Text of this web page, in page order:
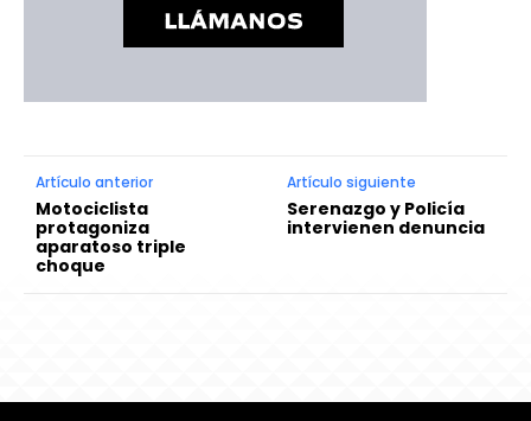
Artículo anterior
Motociclista
protagoniza
aparatoso triple
choque
Artículo siguiente
Serenazgo y Policía
intervienen denuncia